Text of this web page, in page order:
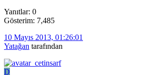
Yanıtlar: 0
Gösterim: 7,485
10 Mayıs 2013, 01:26:01
Yatağan tarafından
D